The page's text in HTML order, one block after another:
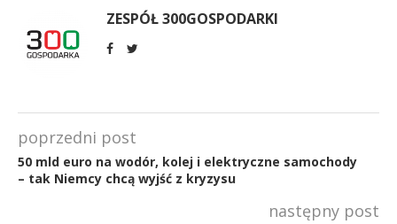
ZESPÓŁ 300GOSPODARKI
poprzedni post
50 mld euro na wodór, kolej i elektryczne samochody
– tak Niemcy chcą wyjść z kryzysu
następny post